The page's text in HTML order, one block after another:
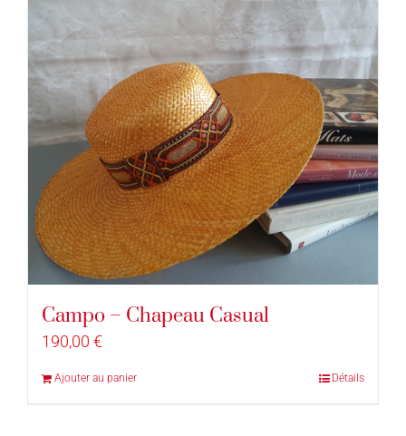
Campo – Chapeau Casual
190,00 €
Ajouter au panier Détails